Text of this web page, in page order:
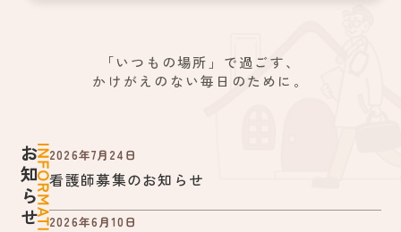
「いつもの場所」で過ごす、
かけがえのない毎日のために。
お知らせ 2026年7月24日
看護師募集のお知らせ
2026年6月10日